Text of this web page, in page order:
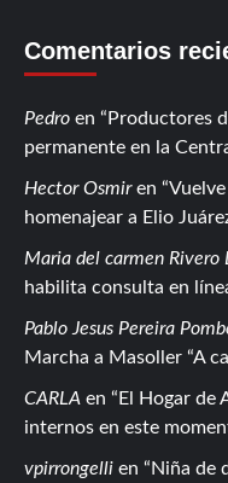
Comentarios
Pedro en
Productores
permanente en la
Hector Osmiren
homenajear a Elio
Maria del carmen Rivero
habilita consulta en
Pablo Jesus Pereira
Marcha a Masoller “A
CARLA en
El Hogar de
internos en este
vpirrongelli en Niña de